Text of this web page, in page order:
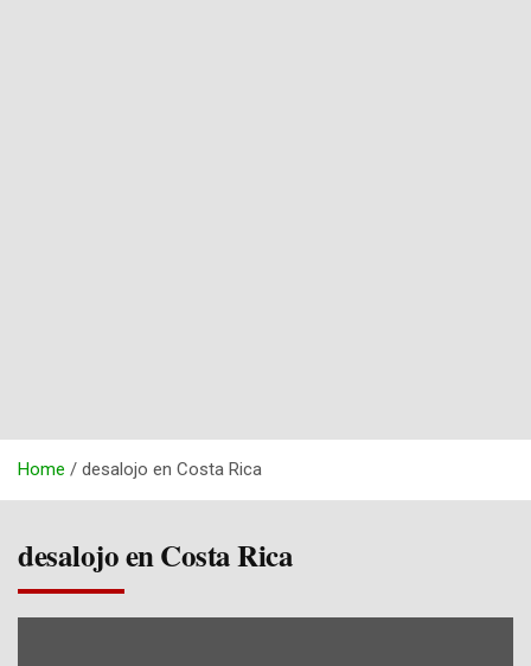
Home desalojo en Costa Rica
desalojo en Costa Rica